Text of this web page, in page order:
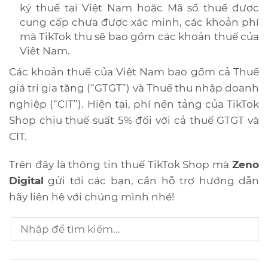
ký thuế tại Việt Nam hoặc Mã số thuế được
cung cấp chưa được xác minh, các khoản phí
mà TikTok thu sẽ bao gồm các khoản thuế của
Việt Nam.
Các khoản thuế của Việt Nam bao gồm cả Thuế
giá trị gia tăng (“GTGT”) và Thuế thu nhập doanh
nghiệp (“CIT”). Hiện tại, phí nền tảng của TikTok
Shop chịu thuế suất 5% đối với cả thuế GTGT và
CIT.
Trên đây là thông tin thuế TikTok Shop mà Zeno
Digital gửi tới các bạn, cần hỗ trợ hướng dẫn
hãy liên hệ với chúng mình nhé!